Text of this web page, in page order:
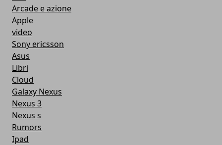
Arcade e azione
Apple
video
Sony ericsson
Asus
Libri
Cloud
Galaxy Nexus
Nexus 3
Nexus s
Rumors
Ipad